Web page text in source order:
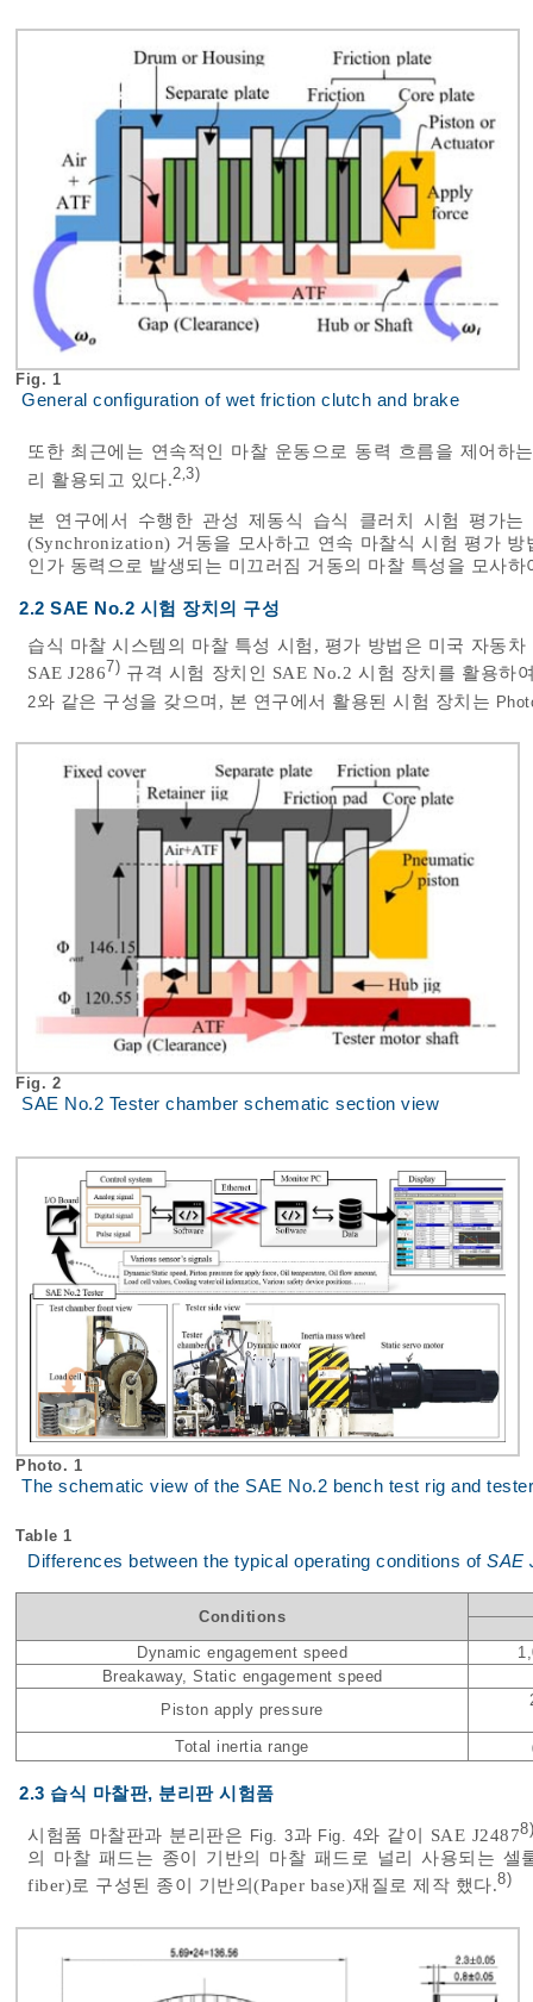
Fig. 1
General configuration of wet friction clutch and brake
또한 최근에는 연속적인 마찰 운동으로 동력 흐름을 제어하
리 활용되고 있다.2 3)
본 연구에서 수행한 관성 제동식 습식 클러치 시험 평가
(Synchronization) 거동을 모사하고 연속 마찰식 시험 평가
인가 동력으로 발생되는 미끄러짐 거동의 마찰 특성을 모사하
2.2 SAE No.2 시험 장치의 구성
습식 마찰 시스템의 마찰 특성 시험, 평가 방법은 미국 자동
SAE J2867) 규격 시험 장치인 SAE No.2 시험 장치를 활용
2와 같은 구성을 갖으며, 본 연구에서 활용된 시험 장치는
Fig. 2
SAE No.2 Tester chamber schematic section view
Photo. 1
The schematic view of the SAE No.2 bench test rig and
Table 1
Differences between the typical operating conditions of SAE
Conditions
Dynamic engagement speed
Breakaway, Static engagement speed
Piston apply pressure
Total inertia range
2.3 습식 마찰판, 분리판 시험품
시험품 마찰판과 분리판은 Fig. 3과 Fig. 4와 같이 SAE J2487
의 마찰 패드는 종이 기반의 마찰 패드로 널리 사용되는 셀
fiber)로 구성된 종이 기반의(Paper base)재질로 제작 했다.8)